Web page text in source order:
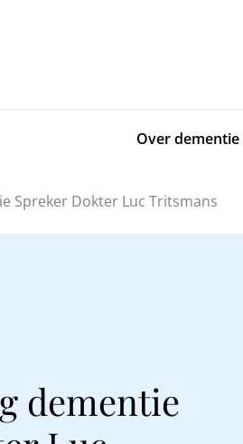
Over dementie
Spreker Dokter Luc Tritsmans
dementie